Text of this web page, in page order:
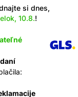
si dnes,
10.8.!